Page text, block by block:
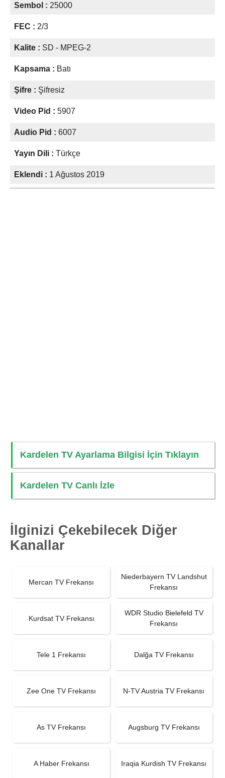
Sembol : 25000
FEC : 2/3
Kalite : SD - MPEG-2
Kapsama : Batı
Şifre : Şifresiz
Video Pid : 5907
Audio Pid : 6007
Yayın Dili : Türkçe
Eklendi : 1 Ağustos 2019
Kardelen TV Ayarlama Bilgisi İçin Tıklayın
Kardelen TV Canlı İzle
İlginizi Çekebilecek Diğer
Kanallar
Mercan TV Frekansı
Niederbayern TV Landshut
Frekansı
Kurdsat TV Frekansı
WDR Studio Bielefeld TV
Frekansı
Tele 1 Frekansı Dalğa TV Frekansı
Zee One TV Frekansı N-TV Austria TV Frekansı
As TV Frekansı Augsburg TV Frekansı
A Haber Frekansı Iraqia Kurdish TV Frekansı